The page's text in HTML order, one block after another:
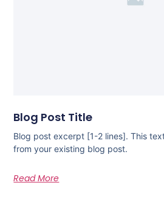
Blog Post Title
Blog post excerpt [1-2 lines]. This
from your existing blog post.
Read More